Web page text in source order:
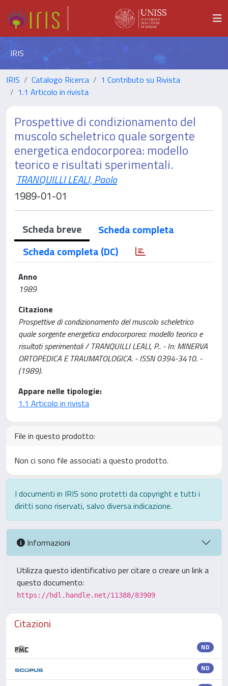
IRIS
IRIS Catalogo Ricerca
1 Contributo su Rivista
1.1 Articolo in rivista
Prospettive di condizionamento del
muscolo scheletrico quale sorgente
energetica endocorporea: modello
teorico e risultati sperimentali.
TRANQUILLI LEALI, Paolo
1989-01-01
Scheda breve
Scheda completa
Scheda completa (DC)
Anno
1989
Citazione
Prospettive di condizionamento del muscolo scheletrico
quale sorgente energetica endocorporea: modello teorico e
risultati sperimentali / TRANQUILLI LEALI, P.. - In: MINERVA
ORTOPEDICA E TRAUMATOLOGICA. - ISSN 0394-3410. -
(1989).
Appare nelle tipologie:
1.1 Articolo in rivista
File in questo prodotto:
Non ci sono file associati a questo prodotto.
I documenti in IRIS sono protetti da copyright e tutti i
diritti sono riservati, salvo diversa indicazione.
Informazioni
Utilizza questo identificativo per citare o creare un link a
questo documento:
https://hdl.handle.net/11388/83909
Citazioni
ND
ND